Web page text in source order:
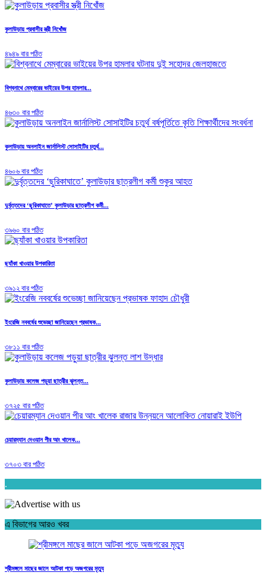
কুলাউড়ায় প্রবাসীর স্ত্রী নিখোঁজ
৪৯৪৯ বার পঠিত
বিশ্বনাথে মেম্বারের ভাইয়ের উপর হামলার...
৪৬৩০ বার পঠিত
কুলাউড়ায় অনলাইন জার্নালিস্ট সোসাইটির চতুর্থ...
৪৬০৬ বার পঠিত
দুর্বৃত্তদের ‘ছুরিকাঘাতে’ কুলাউড়ার ছাত্রলীগ কর্মী...
৩৯৬০ বার পঠিত
ছ্যাঁকা খাওয়ার উপকারিতা
৩৯১২ বার পঠিত
ইংরেজি নববর্ষের শুভেচ্ছা জানিয়েছেন প্রভাষক...
৩৮১১ বার পঠিত
কুলাউড়ায় কলেজ পড়ুয়া ছাত্রীর ঝুলন্ত...
৩৭২৫ বার পঠিত
চেয়ারম্যান দেওয়ান পীর আং খালেক...
৩৭০৩ বার পঠিত
.
এ বিভাগের আরও খবর
শ্রীমঙ্গলে মাছের জালে আটকা পড়ে অজগরের মৃত্যু